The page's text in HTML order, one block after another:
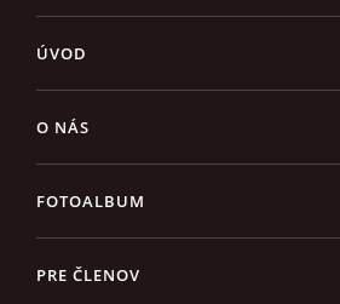
ÚVOD
O NÁS
FOTOALBUM
PRE ČLENOV